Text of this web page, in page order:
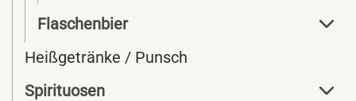
Flaschenbier
Heißgetränke / Punsch
Spirituosen